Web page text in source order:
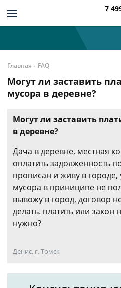
7
Главная - FAQ
Могут ли заставить
мусора в деревне?
Могут ли заставить
в деревне?
Дача в деревне, местная
оплатить задолженность
прописан и живу в городе,
мусора в приниципе не
вывожу в город, договор
делать. платить или закон
нужно?
Денис, г. Томск